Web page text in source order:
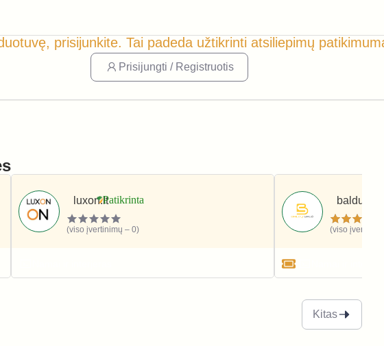
prisijunkite. Tai padeda užtikrinti atsiliepimų
Prisijungti / Registruotis
luxon.lt
(viso įvertinimų – 0) (viso
Kitas